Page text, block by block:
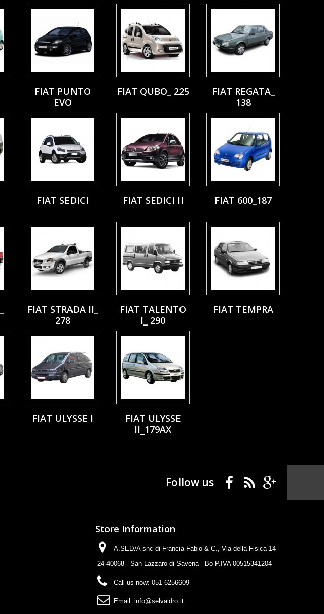
FIAT PUNTO
EVO
FIAT QUBO_ 225
FIAT REGATA_
138
FIAT SEDICI FIAT SEDICI II FIAT 600_187
FIAT STRADA II_
278
FIAT TALENTO
I_ 290
FIAT TEMPRA
FIAT ULYSSE I
FIAT ULYSSE
II_179AX
Follow us
Store Information
A.SELVA snc di Francia Fabio & C., Via della Fisica 14-
24 40068 - San Lazzaro di Savena - Bo P.IVA 00515341204
Call us now: 051-6256609
Email: info@selvaidro.it